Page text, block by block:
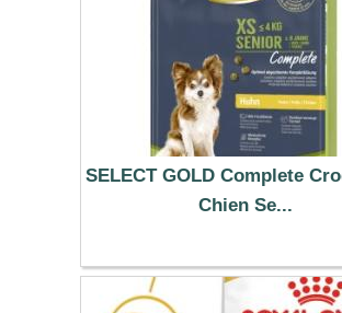
SELECT GOLD Complete
Chien Se...
12.49 €